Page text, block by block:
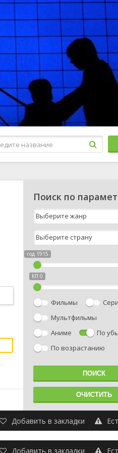
Поиск по
год 1915
КП 0
Фильмы
Мультфильмы
Аниме
По
По возрастанию
Добавить в закладки
Добавить в закладки